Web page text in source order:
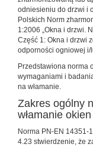
odniesieniu do drzwi i
Polskich Norm
1:2006 „Okna i drzwi.
Część 1: Okna i drzwi
odporności ogniowej i/
Przedstawiona norma
wymaganiami i
na włamanie.
Zakres ogólny
włamanie
Norma PN-EN 14351-
4.23 stwierdzenie, że